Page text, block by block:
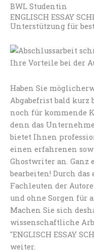
BWL Studentin
ENGLISCH ESSAY
Unterstützung für
Ihre Vorteile bei der
Haben Sie
Abgabefrist bald kurz
noch für kommende
denn das
bietet Ihnen
einen erfahrenen
Ghostwriter an. Ganz
bearbeiten! Durch das
Fachleuten der
und ohne Sorgen für
Machen Sie sich
wissenschaftliche
"ENGLISCH ESSAY
weiter.